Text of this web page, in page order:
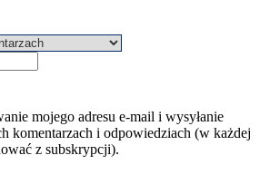
mojego adresu e-mail i wysyłanie
komentarzach i odpowiedziach (w każdej
z subskrypcji).